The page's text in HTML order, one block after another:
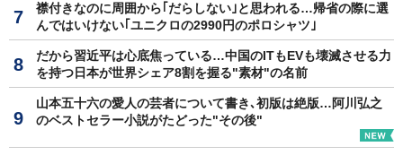
襟付きなのに周囲から｢だらしない｣と思われる…帰省の際に選
んではいけない｢ユニクロの2990円のポロシャツ｣
だから習近平は心底焦っている…中国のITもEVも壊滅させる力
を持つ日本が世界シェア8割を握る"素材"の名前
山本五十六の愛人の芸者について書き､初版は絶版…阿川弘之
のベストセラー小説がたどった"その後"